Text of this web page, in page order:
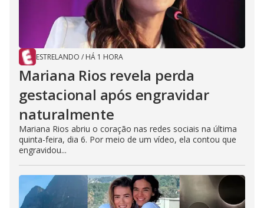
ESTRELANDO / HÁ 1 HORA
Mariana Rios revela perda
gestacional após engravidar
naturalmente
Mariana Rios abriu o coração nas redes sociais na última
quinta-feira, dia 6. Por meio de um vídeo, ela contou que
engravidou...